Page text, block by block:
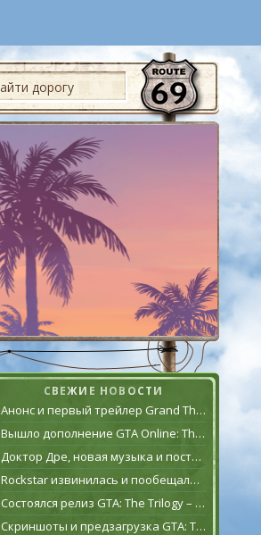
СВЕЖИЕ НОВОСТИ
Анонс и первый трейлер Grand Theft Auto VI
Вышло дополнение GTA Online: The Contract
Доктор Дре, новая музыка и постаревший Франклин Клинтон в дополнении GTA Online: The Contract
Rockstar извинилась и пообещала исправить GTA: The Trilogy – The Definitive Edition [обновлено]
Состоялся релиз GTA: The Trilogy – The Definitive Edition
Скриншоты и предзагрузка GTA: The Trilogy – The Definitive Edition